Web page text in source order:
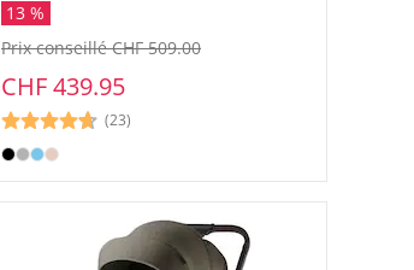
13 %
CHF 439.95
Prix conseillé CHF 509.00
(23)